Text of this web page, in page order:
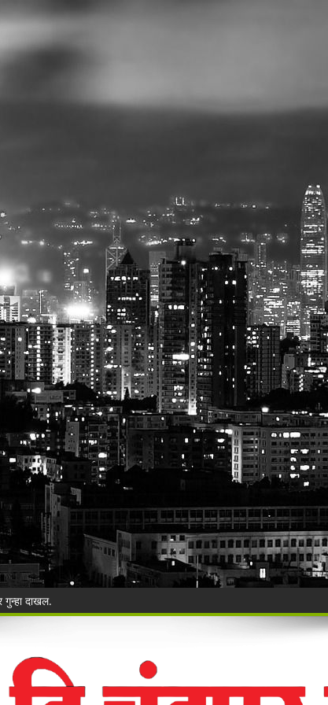
लॉटरीविरोधात पोलिसांना निवेदन
in Warora
सुटका; २२.३५ लाखांचा मुद्देमाल जप्त
प्रेरणादायी संकल्प